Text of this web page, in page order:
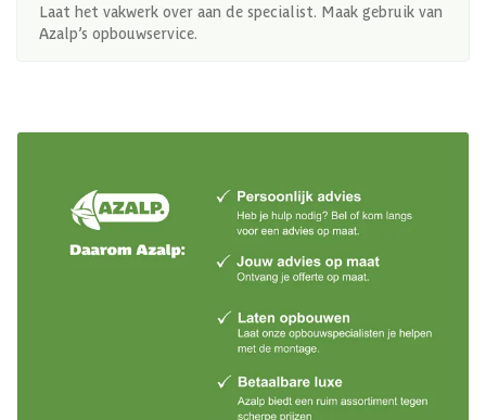
Laat het vakwerk over aan de specialist. Maak gebruik van
Azalp’s opbouwservice.